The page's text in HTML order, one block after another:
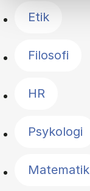
Etik
Filosofi
HR
Psykologi
Matematik